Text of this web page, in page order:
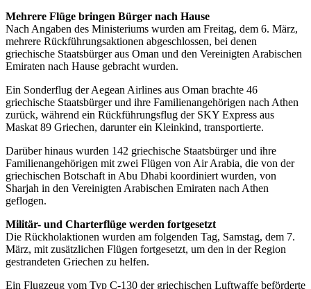
Mehrere Flüge bringen Bürger nach Hause
Nach Angaben des Ministeriums wurden am Freitag, dem 6. März,
mehrere Rückführungsaktionen abgeschlossen, bei denen
griechische Staatsbürger aus Oman und den Vereinigten Arabischen
Emiraten nach Hause gebracht wurden.
Ein Sonderflug der Aegean Airlines aus Oman brachte 46
griechische Staatsbürger und ihre Familienangehörigen nach Athen
zurück, während ein Rückführungsflug der SKY Express aus
Maskat 89 Griechen, darunter ein Kleinkind, transportierte.
Darüber hinaus wurden 142 griechische Staatsbürger und ihre
Familienangehörigen mit zwei Flügen von Air Arabia, die von der
griechischen Botschaft in Abu Dhabi koordiniert wurden, von
Sharjah in den Vereinigten Arabischen Emiraten nach Athen
geflogen.
Militär- und Charterflüge werden fortgesetzt
Die Rückholaktionen wurden am folgenden Tag, Samstag, dem 7.
März, mit zusätzlichen Flügen fortgesetzt, um den in der Region
gestrandeten Griechen zu helfen.
Ein Flugzeug vom Typ C-130 der griechischen Luftwaffe beförderte